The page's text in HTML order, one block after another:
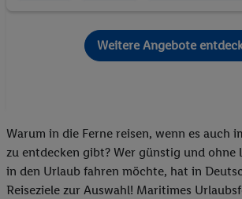
Weitere Angebote
Warum in die Ferne reisen, wenn es auch
zu entdecken gibt? Wer günstig und ohne
in den Urlaub fahren möchte, hat in
Reiseziele zur Auswahl! Maritimes